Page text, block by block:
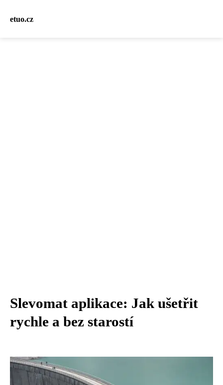
etuo.cz
Slevomat aplikace: Jak ušetřit
rychle a bez starostí